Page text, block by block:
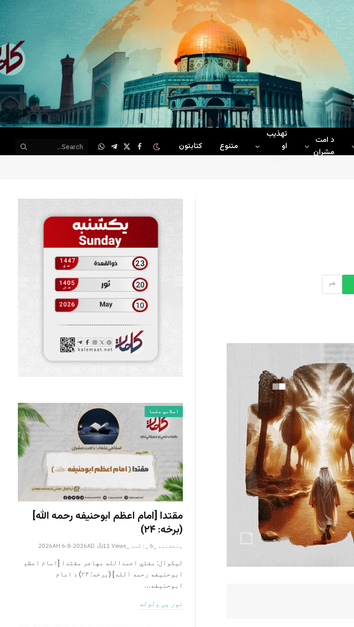
د امت
مشران
تهذیب
او
تمدن
متنوع کتابتون Facebook
X
Telegram
WhatsApp
اسلامي علما
مقتدا [امام اعظم ابوحنیفه رحمه الله‎]
(برخه: ۲۴)
پنجشنبه _6 _اگست _2026AH 6-8-2026AD 11 Views
لیکوال: مفتي احمدالله مهاجر مقتدا [امام اعظم
ابوحنیفه رحمه الله‎] (برخه: ۲۴) د امام
ابوحنيفه…
نور یی ولوله